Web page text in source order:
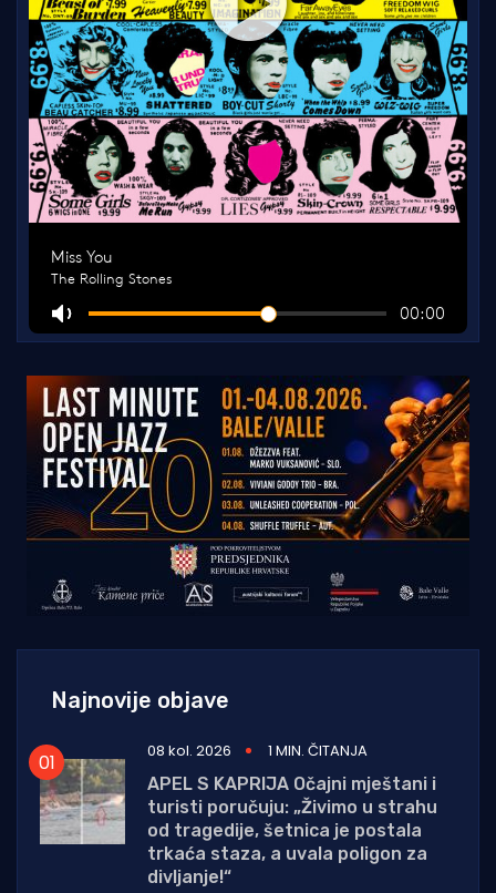
Najnovije objave
08 kol. 2026
1 MIN. ČITANJA
APEL S KAPRIJA Očajni mještani i
turisti poručuju: „Živimo u strahu
od tragedije, šetnica je postala
trkaća staza, a uvala poligon za
divljanje!“